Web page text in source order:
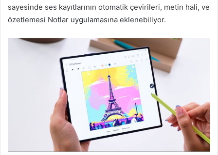
sayesinde ses kayıtlarının otomatik çevirileri, metin hali, ve
özetlemesi Notlar uygulamasına eklenebiliyor.